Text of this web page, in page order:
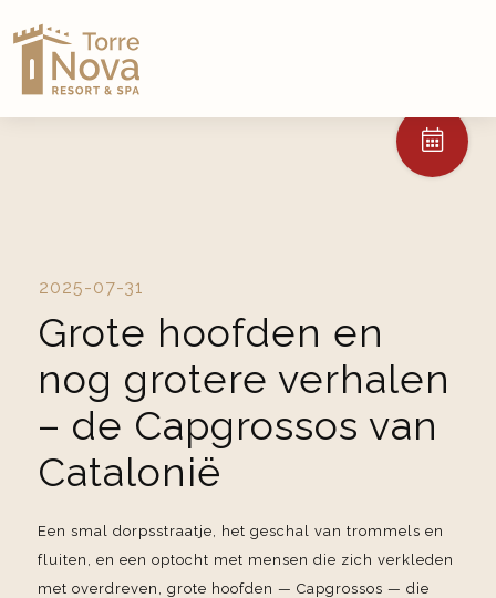
2025-07-31
Grote hoofden en
nog grotere verhalen
– de Capgrossos van
Catalonië
Een smal dorpsstraatje, het geschal van trommels en
fluiten, en een optocht met mensen die zich verkleden
met overdreven, grote hoofden — Capgrossos — die